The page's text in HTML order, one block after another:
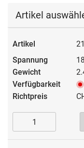
Artikel